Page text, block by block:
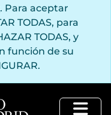
. Para aceptar
TODAS, para
TODAS, y
función de su